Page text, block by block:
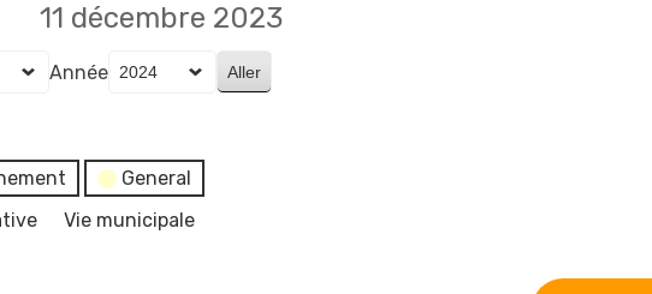
11 décembre 2023
Année
General
Vie municipale